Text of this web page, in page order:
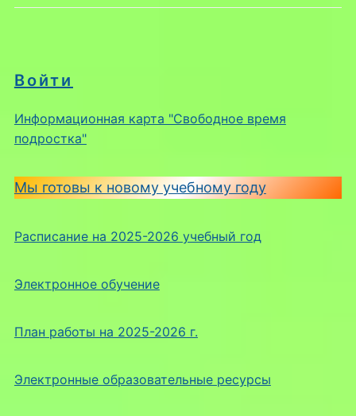
Войти
Информационная карта "Свободное время
подростка"
Мы готовы к новому учебному году
Расписание на 2025-2026 учебный год
Электронное обучение
План работы на 2025-2026 г.
Электронные образовательные ресурсы